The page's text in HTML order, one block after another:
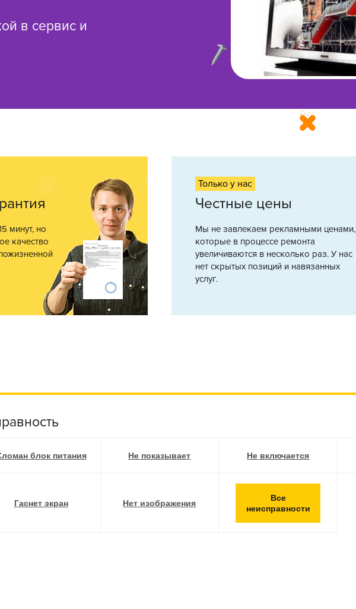
в сервис и
минут, но
качество
Только у нас
Честные цены
Мы не завлекаем рекламными ценами,
которые в процессе ремонта
увеличиваются в несколько раз. У нас
нет скрытых позиций и навязанных
услуг.
блок питания Не показывает Не включается
Гаснет экран Нет изображения
Все
неисправности